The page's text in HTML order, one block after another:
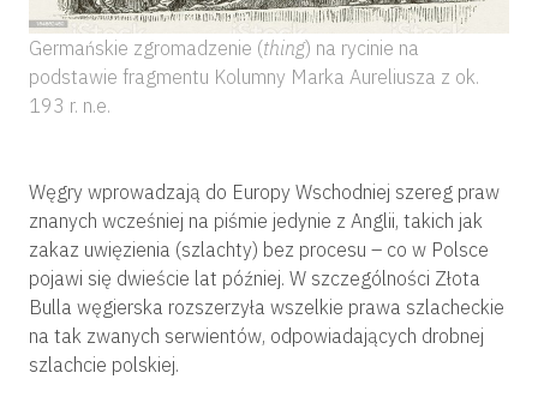
Germańskie zgromadzenie (thing) na rycinie na
podstawie fragmentu Kolumny Marka Aureliusza z ok.
193 r. n.e.
Węgry wprowadzają do Europy Wschodniej szereg praw
znanych wcześniej na piśmie jedynie z Anglii, takich jak
zakaz uwięzienia (szlachty) bez procesu – co w Polsce
pojawi się dwieście lat później. W szczególności Złota
Bulla węgierska rozszerzyła wszelkie prawa szlacheckie
na tak zwanych serwientów, odpowiadających drobnej
szlachcie polskiej.